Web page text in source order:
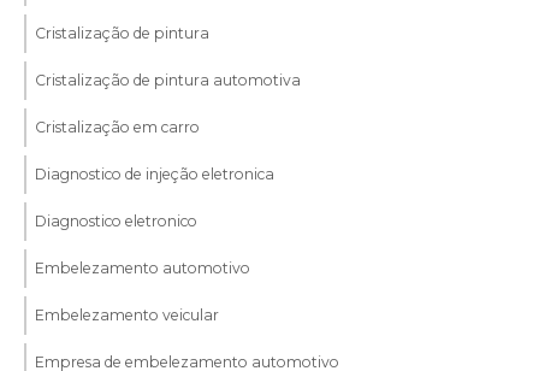
Cristalização de pintura
Cristalização de pintura automotiva
Cristalização em carro
Diagnostico de injeção eletronica
Diagnostico eletronico
Embelezamento automotivo
Embelezamento veicular
Empresa de embelezamento automotivo